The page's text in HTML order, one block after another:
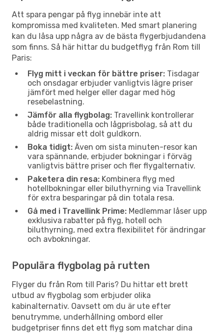
Att spara pengar på flyg innebär inte att
kompromissa med kvaliteten. Med smart planering
kan du låsa upp några av de bästa flygerbjudandena
som finns. Så här hittar du budgetflyg från Rom till
Paris:
Flyg mitt i veckan för bättre priser: Tisdagar
och onsdagar erbjuder vanligtvis lägre priser
jämfört med helger eller dagar med hög
resebelastning.
Jämför alla flygbolag: Travellink kontrollerar
både traditionella och lågprisbolag, så att du
aldrig missar ett dolt guldkorn.
Boka tidigt: Även om sista minuten-resor kan
vara spännande, erbjuder bokningar i förväg
vanligtvis bättre priser och fler flygalternativ.
Paketera din resa: Kombinera flyg med
hotellbokningar eller biluthyrning via Travellink
för extra besparingar på din totala resa.
Gå med i Travellink Prime: Medlemmar låser upp
exklusiva rabatter på flyg, hotell och
biluthyrning, med extra flexibilitet för ändringar
och avbokningar.
Populära flygbolag på rutten
Flyger du från Rom till Paris? Du hittar ett brett
utbud av flygbolag som erbjuder olika
kabinalternativ. Oavsett om du är ute efter
benutrymme, underhållning ombord eller
budgetpriser finns det ett flyg som matchar dina